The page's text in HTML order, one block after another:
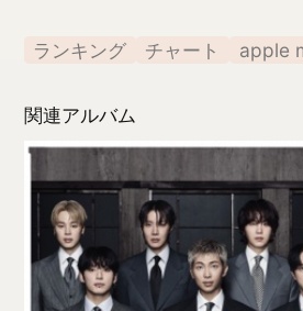
4.23(2 )
Amazonで探す